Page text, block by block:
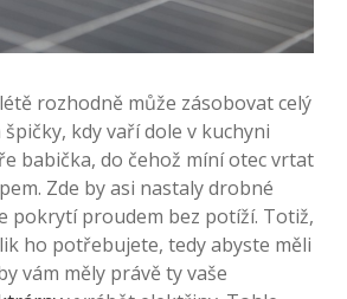
rozhodně může zásobovat celý
kdy vaří dole v kuchyni
babička, do čehož míní otec vrtat
Zde by asi nastaly drobné
pokrytí proudem bez potíží. Totiž,
ho potřebujete, tedy abyste měli
vám měly právě ty vaše